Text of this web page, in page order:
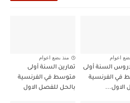
اعوام
السنة أولى
في الفرنسية
الاول...
منذ بضع اعوام
تمارين السنة أولى
متوسط في الفرنسية
بالحل للفصل الاول